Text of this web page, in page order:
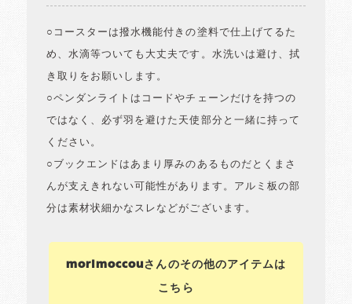
○コースターは撥水機能付きの塗料で仕上げてるた
め、水滴等ついても大丈夫です。水洗いは避け、拭
き取りをお願いします。
○ペンダンライトはコードやチェーンだけを持つの
ではなく、必ず羽を避けた天使部分と一緒に持って
ください。
○ブックエンドはあまり厚みのあるものだとくまさ
んが支えきれない可能性があります。アルミ板の部
分は素材状細かなスレなどがございます。
morimoccouさんのその他のアイテムは
こちら